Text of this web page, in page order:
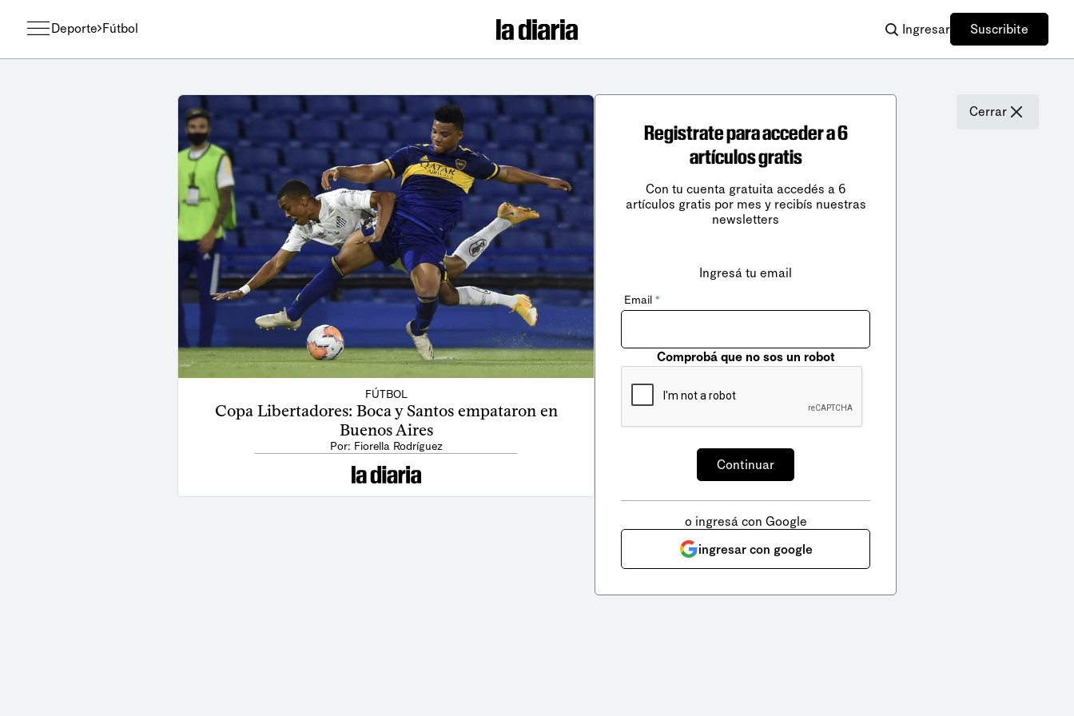
Deporte Fútbol Ingresar Suscribite
FÚTBOL
Copa Libertadores: Boca y Santos empataron en
Buenos Aires
Por: Fiorella Rodríguez
Cerrar
Registrate para acceder a 6
artículos gratis
Con tu cuenta gratuita accedés a 6
artículos gratis por mes y recibís nuestras
newsletters
Ingresá tu email
Email *
Comprobá que no sos un robot
o ingresá con Google
ingresar con google